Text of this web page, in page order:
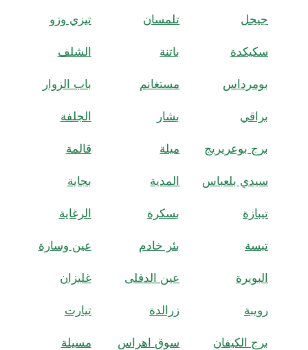
جيجل تلمسان تيزي وزو
سكيكدة باتنة الشلف
بومرداس مستغانم باب الزوار
براقي بشار الجلفة
برج بوعريريج ميلة قالمة
سيدي بلعباس المدية بجاية
تيبازة بسكرة الرغاية
تبسة بئر خادم عين وسارة
البويرة عين الدفلى غليزان
رويبة زرالدة تيارت
برج الكيفان سوق اهراس مسيلة